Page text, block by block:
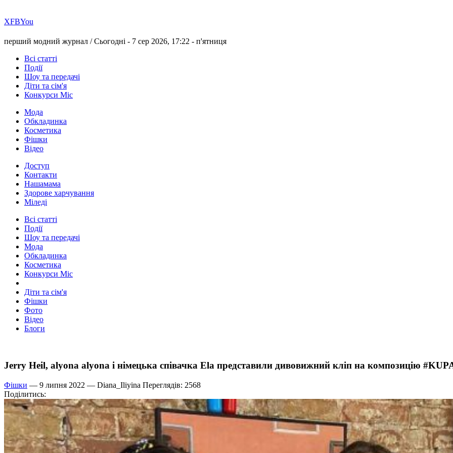
ХFBYou
перший модний журнал /Сьогодні - 7 сер 2026, 17:22 - п'ятниця
Всі статті
Події
Шоу та передачі
Діти та сім'я
Конкурси Міс
Мода
Обкладинка
Косметика
Фішки
Відео
Доступ
Контакти
Нашамама
Здорове харчування
Міледі
Всі статті
Події
Шоу та передачі
Мода
Обкладинка
Косметика
Конкурси Міс
Діти та сім'я
Фішки
Фото
Відео
Блоги
Jerry Heil, alyona alyona і німецька співачка Ela представили дивовижний кліп на композицію
Фішки — 9 липня 2022 — Diana_Iliyina Переглядів: 2568
Поділитись: